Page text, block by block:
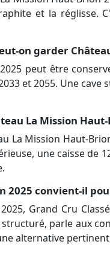
et la réglisse.
on garder
peut être
et 2055. Une
La Mission
La Mission Haut-
une caisse
2025 convient-il
Grand Cru
parle aux
alternative